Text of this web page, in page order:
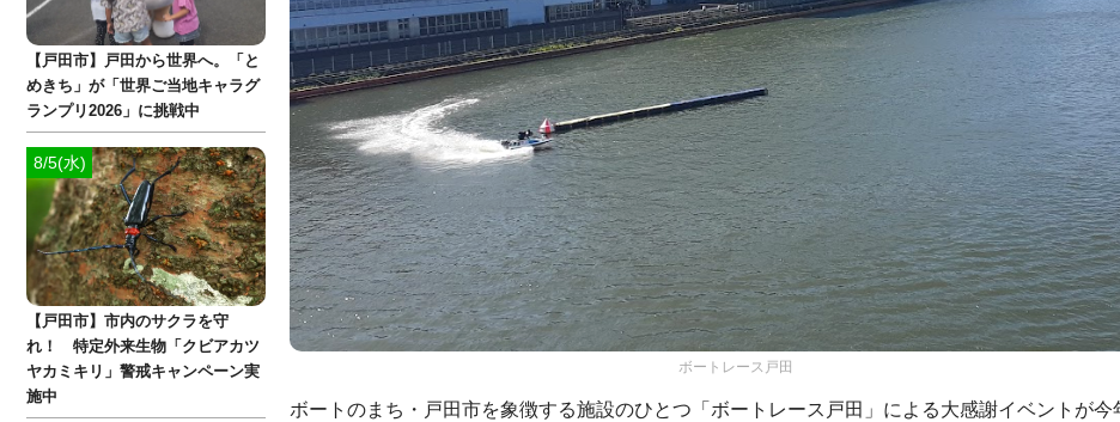
ボートレース戸田
ボートのまち・戸田市を象徴する施設のひとつ「ボートレース戸田」による大感謝イベントが今
【戸田市】戸田から世界へ。「と
めきち」が「世界ご当地キャラグ
ランプリ2026」に挑戦中
8/5(水)
【戸田市】市内のサクラを守
れ！ 特定外来生物「クビアカツ
ヤカミキリ」警戒キャンペーン実
施中